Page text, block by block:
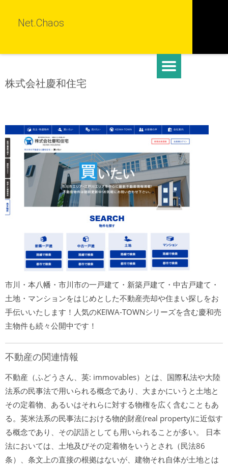
Net.Chaos
株式会社慶和住宅
市川・本八幡・市川市の一戸建て・新築戸建て・中古戸建て・
土地・マンションをはじめとした不動産売却や住まい探しをお
手伝いいたします！人気のKEIWA-TOWNシリーズを含む慶和売
主物件も続々公開中です！
不動産の関連情報
不動産（ふどうさん、英: immovables）とは、国際私法や大陸
法系の民事法で用いられる概念であり、大まかにいうと土地と
その定着物、あるいはそれらに対する物権を広く含むこともあ
る。英米法系の民事法における物的財産(real property)に近似す
る概念であり、その訳語としても用いられることが多い。 日本
法においては、土地及びその定着物をいうとされ（民法86
条）、条文上の直接の根拠はないが、建物それ自体が土地とは